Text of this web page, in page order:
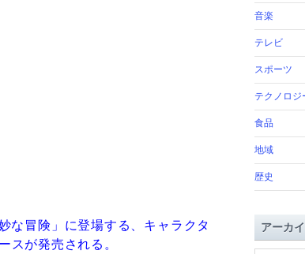
な冒険」に登場する、キャラクタ
スが発売される。
音楽
テレビ
スポーツ
テクノロジ
食品
地域
歴史
アーカ
ア